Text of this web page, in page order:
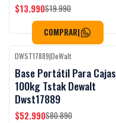
$13.990$19.990
COMPRAR|
-34%OFF Black Week
DWST17889|DeWalt
Base Portátil Para Cajas
100kg Tstak Dewalt
Dwst17889
$52.990$80.890